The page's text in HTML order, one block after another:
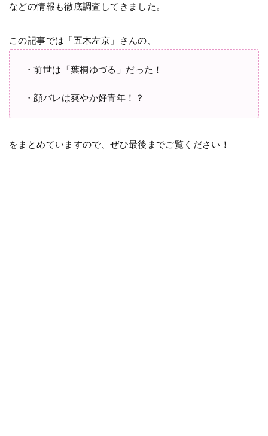
などの情報も徹底調査してきました。
この記事では「五木左京」さんの、
・前世は「葉桐ゆづる」だった！
・顔バレは爽やか好青年！？
をまとめていますので、ぜひ最後までご覧ください！